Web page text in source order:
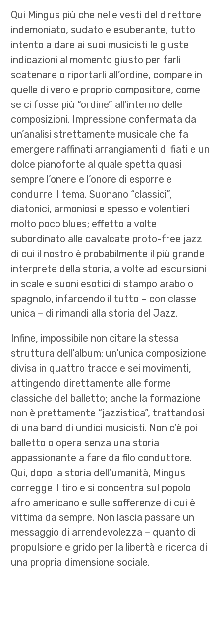
Qui Mingus più che nelle vesti del direttore
indemoniato, sudato e esuberante, tutto
intento a dare ai suoi musicisti le giuste
indicazioni al momento giusto per farli
scatenare o riportarli all’ordine, compare in
quelle di vero e proprio compositore, come
se ci fosse più “ordine” all’interno delle
composizioni. Impressione confermata da
un’analisi strettamente musicale che fa
emergere raffinati arrangiamenti di fiati e un
dolce pianoforte al quale spetta quasi
sempre l’onere e l’onore di esporre e
condurre il tema. Suonano “classici”,
diatonici, armoniosi e spesso e volentieri
molto poco blues; effetto a volte
subordinato alle cavalcate proto-free jazz
di cui il nostro è probabilmente il più grande
interprete della storia, a volte ad escursioni
in scale e suoni esotici di stampo arabo o
spagnolo, infarcendo il tutto – con classe
unica – di rimandi alla storia del Jazz.
Infine, impossibile non citare la stessa
struttura dell’album: un’unica composizione
divisa in quattro tracce e sei movimenti,
attingendo direttamente alle forme
classiche del balletto; anche la formazione
non è prettamente “jazzistica”, trattandosi
di una band di undici musicisti. Non c’è poi
balletto o opera senza una storia
appassionante a fare da filo conduttore.
Qui, dopo la storia dell’umanità, Mingus
corregge il tiro e si concentra sul popolo
afro americano e sulle sofferenze di cui è
vittima da sempre. Non lascia passare un
messaggio di arrendevolezza – quanto di
propulsione e grido per la libertà e ricerca di
una propria dimensione sociale.